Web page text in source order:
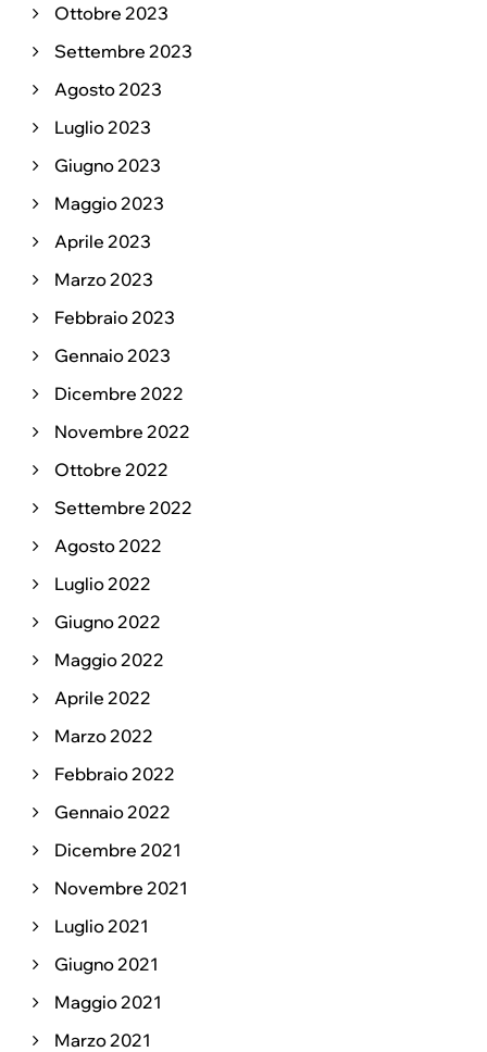
Ottobre 2023
Settembre 2023
Agosto 2023
Luglio 2023
Giugno 2023
Maggio 2023
Aprile 2023
Marzo 2023
Febbraio 2023
Gennaio 2023
Dicembre 2022
Novembre 2022
Ottobre 2022
Settembre 2022
Agosto 2022
Luglio 2022
Giugno 2022
Maggio 2022
Aprile 2022
Marzo 2022
Febbraio 2022
Gennaio 2022
Dicembre 2021
Novembre 2021
Luglio 2021
Giugno 2021
Maggio 2021
Marzo 2021